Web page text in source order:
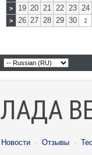
> 19 20 21 22 23 24
> 26 27 28 29 30 1
ЛАДА
Новости · Отзывы ·